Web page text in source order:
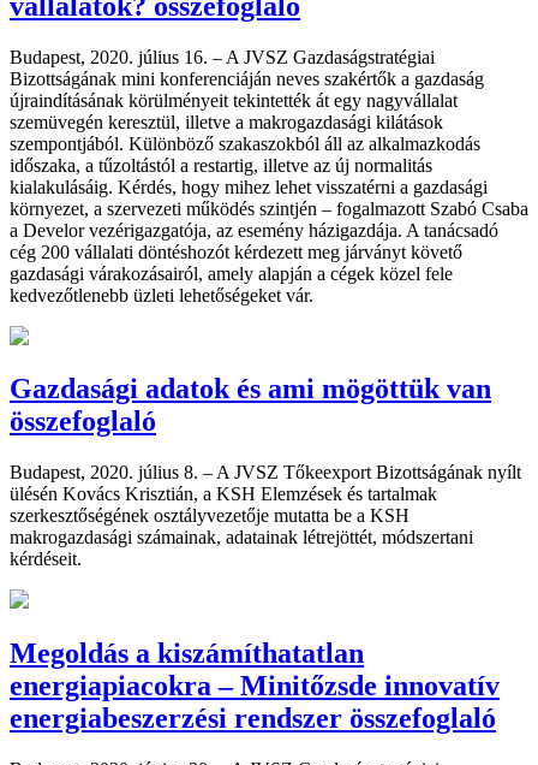
Budapest, 2020. július 16. – A JVSZ Gazdaságstratégiai
Bizottságának mini konferenciáján neves szakértők a gazdaság
újraindításának körülményeit tekintették át egy nagyvállalat
szemüvegén keresztül, illetve a makrogazdasági kilátások
szempontjából. Különböző szakaszokból áll az alkalmazkodás
időszaka, a tűzoltástól a restartig, illetve az új normalitás
kialakulásáig. Kérdés, hogy mihez lehet visszatérni a gazdasági
környezet, a szervezeti működés szintjén – fogalmazott Szabó Csaba
a Develor vezérigazgatója, az esemény házigazdája. A tanácsadó
cég 200 vállalati döntéshozót kérdezett meg járványt követő
gazdasági várakozásairól, amely alapján a cégek közel fele
kedvezőtlenebb üzleti lehetőségeket vár.
Gazdasági adatok és ami mögöttük van
összefoglaló
Budapest, 2020. július 8. – A JVSZ Tőkeexport Bizottságának nyílt
ülésén Kovács Krisztián, a KSH Elemzések és tartalmak
szerkesztőségének osztályvezetője mutatta be a KSH
makrogazdasági számainak, adatainak létrejöttét, módszertani
kérdéseit.
Megoldás a kiszámíthatatlan
energiapiacokra – Minitőzsde innovatív
energiabeszerzési rendszer összefoglaló